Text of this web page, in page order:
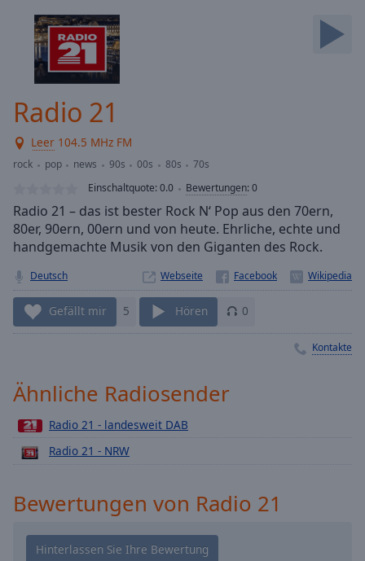
Skip
Forward
Current
Loaded:
0.00%
Type LIVE
Seek to
live,
currently
live
LIVE
Remaining
Time-
Rate
Chapters
Chapters
descriptions
off,
selected
Radio 21
Leer 104.5 MHz FM
rock pop news 90s 00s 80s
70s
Einschaltquote:0.0 Bewertungen:0
Radio 21 – das ist bester Rock N‘ Pop aus den 70ern,
80er, 90ern, 00ern und von heute. Ehrliche, echte und
handgemachte Musik von den Giganten des Rock.
Deutsch Webseite
Gefällt mir 5 Hören 0
Kontakte
Ähnliche Radiosender
Radio 21 - landesweit DAB
Radio 21 - NRW
Bewertungen von Radio 21